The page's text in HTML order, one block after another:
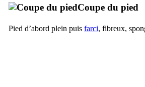
Coupe du pied
Pied d’abord plein puis farci, fibreux,